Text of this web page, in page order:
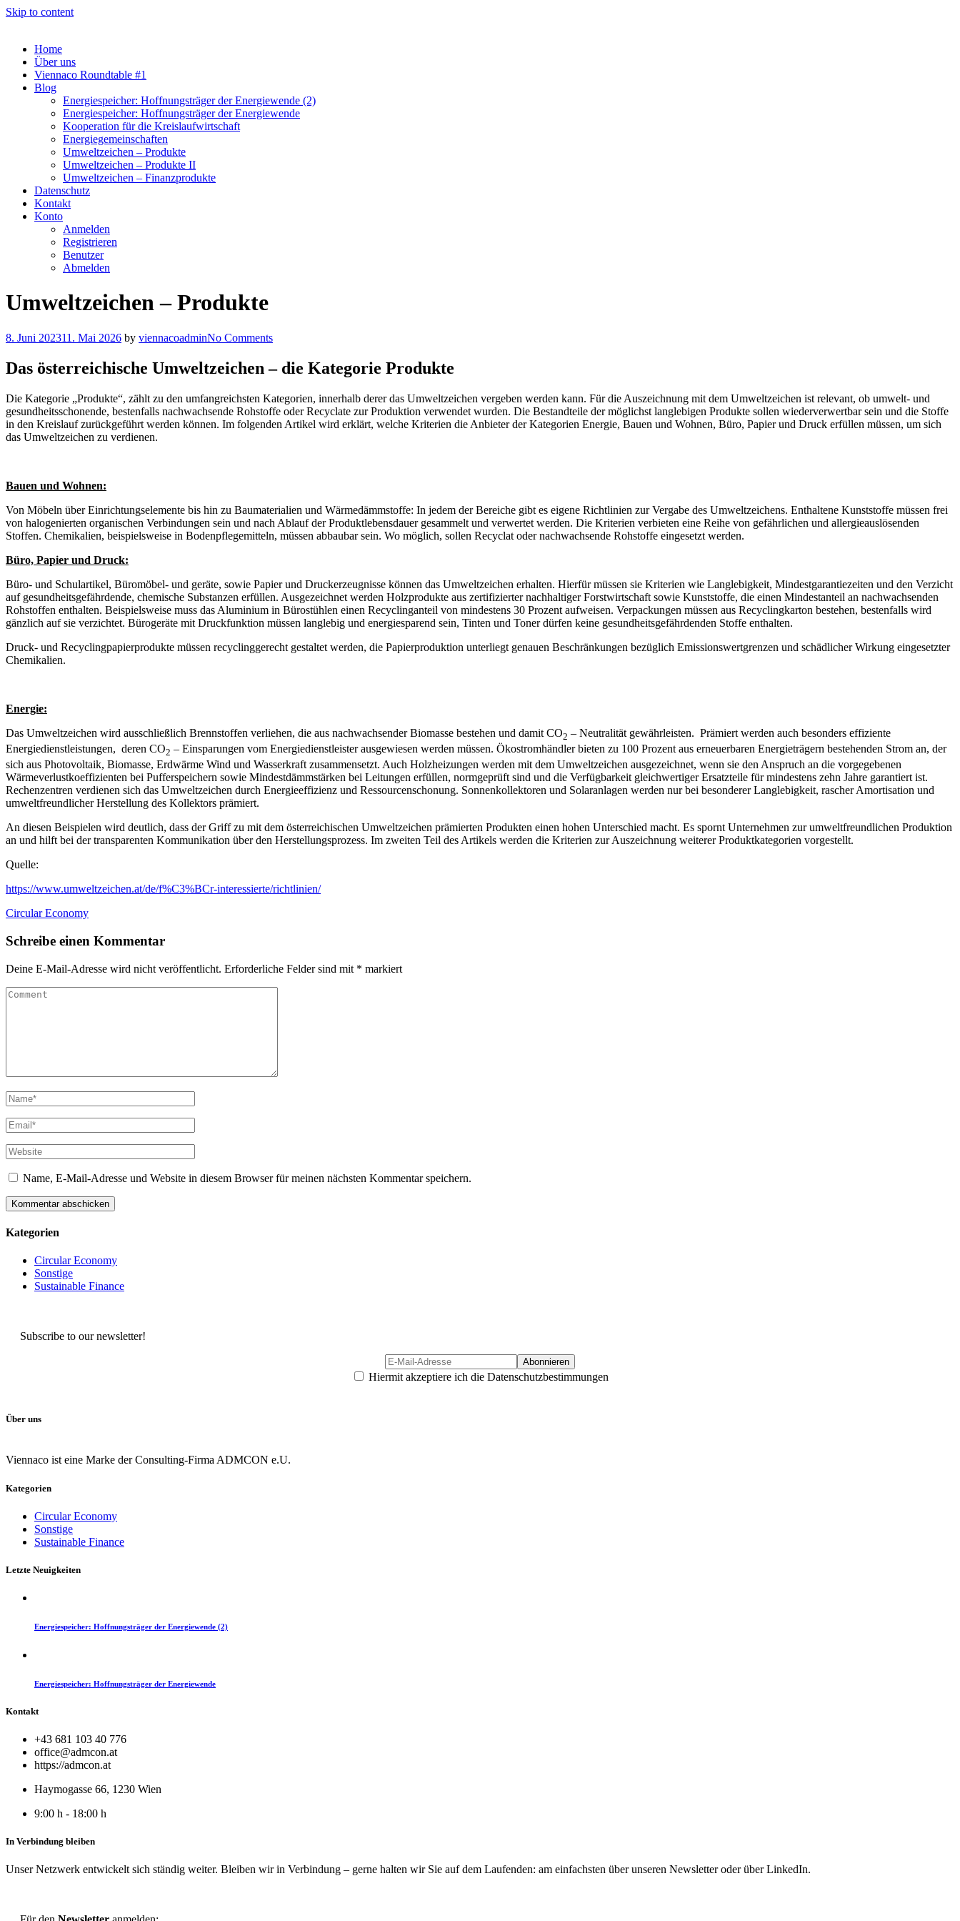
Skip to content
Home
Über uns
Viennaco Roundtable #1
Blog
Energiespeicher: Hoffnungsträger der Energiewende (2)
Energiespeicher: Hoffnungsträger der Energiewende
Kooperation für die Kreislaufwirtschaft
Energiegemeinschaften
Umweltzeichen – Produkte
Umweltzeichen – Produkte II
Umweltzeichen – Finanzprodukte
Datenschutz
Kontakt
Konto
Anmelden
Registrieren
Benutzer
Abmelden
Umweltzeichen – Produkte
8. Juni 202311. Mai 2026 by viennacoadminNo Comments
Das österreichische Umweltzeichen – die Kategorie Produkte
Die Kategorie „Produkte“, zählt zu den umfangreichsten Kategorien, innerhalb derer das Umweltzeichen vergeben werden kann. Für die Auszeichnung mit dem Umweltzeichen ist relevant, ob umwelt- und
gesundheitsschonende, bestenfalls nachwachsende Rohstoffe oder Recyclate zur Produktion verwendet wurden. Die Bestandteile der möglichst langlebigen Produkte sollen wiederverwertbar sein und die Stoffe
in den Kreislauf zurückgeführt werden können. Im folgenden Artikel wird erklärt, welche Kriterien die Anbieter der Kategorien Energie, Bauen und Wohnen, Büro, Papier und Druck erfüllen müssen, um sich
das Umweltzeichen zu verdienen.
Bauen und Wohnen:
Von Möbeln über Einrichtungselemente bis hin zu Baumaterialien und Wärmedämmstoffe: In jedem der Bereiche gibt es eigene Richtlinien zur Vergabe des Umweltzeichens. Enthaltene Kunststoffe müssen frei
von halogenierten organischen Verbindungen sein und nach Ablauf der Produktlebensdauer gesammelt und verwertet werden. Die Kriterien verbieten eine Reihe von gefährlichen und allergieauslösenden
Stoffen. Chemikalien, beispielsweise in Bodenpflegemitteln, müssen abbaubar sein. Wo möglich, sollen Recyclat oder nachwachsende Rohstoffe eingesetzt werden.
Büro, Papier und Druck:
Büro- und Schulartikel, Büromöbel- und geräte, sowie Papier und Druckerzeugnisse können das Umweltzeichen erhalten. Hierfür müssen sie Kriterien wie Langlebigkeit, Mindestgarantiezeiten und den Verzicht
auf gesundheitsgefährdende, chemische Substanzen erfüllen. Ausgezeichnet werden Holzprodukte aus zertifizierter nachhaltiger Forstwirtschaft sowie Kunststoffe, die einen Mindestanteil an nachwachsenden
Rohstoffen enthalten. Beispielsweise muss das Aluminium in Bürostühlen einen Recyclinganteil von mindestens 30 Prozent aufweisen. Verpackungen müssen aus Recyclingkarton bestehen, bestenfalls wird
gänzlich auf sie verzichtet. Bürogeräte mit Druckfunktion müssen langlebig und energiesparend sein, Tinten und Toner dürfen keine gesundheitsgefährdenden Stoffe enthalten.
Druck- und Recyclingpapierprodukte müssen recyclinggerecht gestaltet werden, die Papierproduktion unterliegt genauen Beschränkungen bezüglich Emissionswertgrenzen und schädlicher Wirkung eingesetzter
Chemikalien.
Energie:
Das Umweltzeichen wird ausschließlich Brennstoffen verliehen, die aus nachwachsender Biomasse bestehen und damit CO2 – Neutralität gewährleisten. Prämiert werden auch besonders effiziente
Energiedienstleistungen, deren CO2 – Einsparungen vom Energiedienstleister ausgewiesen werden müssen. Ökostromhändler bieten zu 100 Prozent aus erneuerbaren Energieträgern bestehenden Strom an, der
sich aus Photovoltaik, Biomasse, Erdwärme Wind und Wasserkraft zusammensetzt. Auch Holzheizungen werden mit dem Umweltzeichen ausgezeichnet, wenn sie den Anspruch an die vorgegebenen
Wärmeverlustkoeffizienten bei Pufferspeichern sowie Mindestdämmstärken bei Leitungen erfüllen, normgeprüft sind und die Verfügbarkeit gleichwertiger Ersatzteile für mindestens zehn Jahre garantiert ist.
Rechenzentren verdienen sich das Umweltzeichen durch Energieeffizienz und Ressourcenschonung. Sonnenkollektoren und Solaranlagen werden nur bei besonderer Langlebigkeit, rascher Amortisation und
umweltfreundlicher Herstellung des Kollektors prämiert.
An diesen Beispielen wird deutlich, dass der Griff zu mit dem österreichischen Umweltzeichen prämierten Produkten einen hohen Unterschied macht. Es spornt Unternehmen zur umweltfreundlichen Produktion
an und hilft bei der transparenten Kommunikation über den Herstellungsprozess. Im zweiten Teil des Artikels werden die Kriterien zur Auszeichnung weiterer Produktkategorien vorgestellt.
Quelle:
https://www.umweltzeichen.at/de/f%C3%BCr-interessierte/richtlinien/
Circular Economy
Schreibe einen Kommentar
Deine E-Mail-Adresse wird nicht veröffentlicht. Erforderliche Felder sind mit * markiert
Name, E-Mail-Adresse und Website in diesem Browser für meinen nächsten Kommentar speichern.
Kategorien
Circular Economy
Sonstige
Sustainable Finance
Subscribe to our newsletter!
Hiermit akzeptiere ich die Datenschutzbestimmungen
Über uns
Viennaco ist eine Marke der Consulting-Firma ADMCON e.U.
Kategorien
Circular Economy
Sonstige
Sustainable Finance
Letzte Neuigkeiten
Energiespeicher: Hoffnungsträger der Energiewende (2)
Energiespeicher: Hoffnungsträger der Energiewende
Kontakt
+43 681 103 40 776
office@admcon.at
https://admcon.at
Haymogasse 66, 1230 Wien
9:00 h - 18:00 h
In Verbindung bleiben
Unser Netzwerk entwickelt sich ständig weiter. Bleiben wir in Verbindung – gerne halten wir Sie auf dem Laufenden: am einfachsten über unseren Newsletter oder über LinkedIn.